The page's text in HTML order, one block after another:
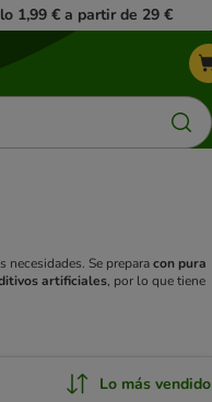
1,99 € a partir de 29 €
necesidades. Se preparacon pura
artificiales, por lo que tiene
Lo más vendido